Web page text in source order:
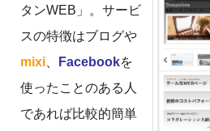
タンWEB」。サービ
スの特徴はブログや
mixi、 Facebookを
使ったことのある人
であれば比較的簡単